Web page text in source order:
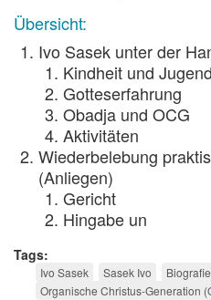
Übersicht:
Ivo Sasek unter der
Kindheit und Jugend
Gotteserfahrung
Obadja und OCG
Aktivitäten
Wiederbelebung
(Anliegen)
Gericht
Hingabe un
Tags
Ivo Sasek Sasek Ivo
Biografie
Organische Christus-Generation